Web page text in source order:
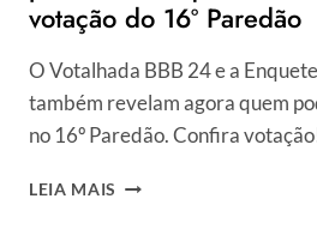
votação do 16º Paredão
O Votalhada BBB 24 e a
também revelam agora quem
no 16º Paredão. Confira
LEIA MAIS PORCENTAGEM